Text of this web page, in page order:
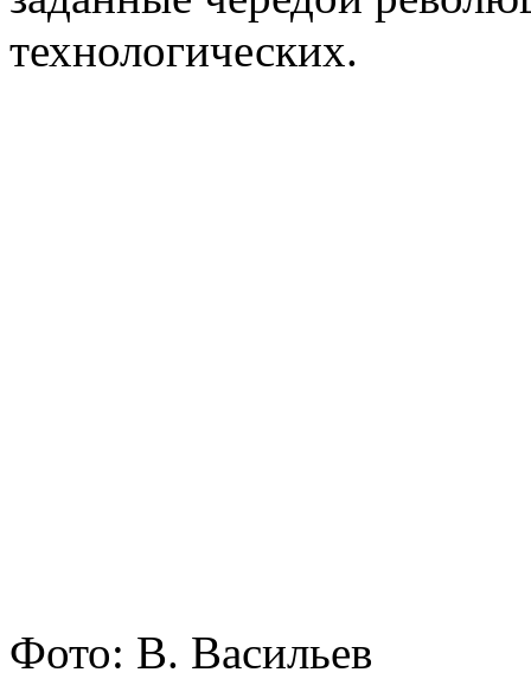
технологических.
Фото: В. Васильев